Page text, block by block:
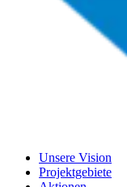
Unsere Vision
Projektgebiete